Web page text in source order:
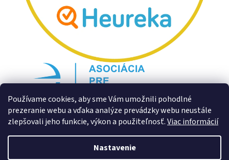
Používame cookies, aby sme Vám umožnili pohodlné
prezeranie webu a vďaka analýze prevádzky webu neustále
zlepšovali jeho funkcie, výkon a použiteľnosť.Viac informácií
Nastavenie